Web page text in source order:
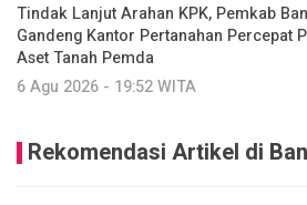
Tindak Lanjut Arahan KPK, Pemkab
Gandeng Kantor Pertanahan Percepat
Aset Tanah Pemda
6 Agu 2026 - 19:52 WITA
Rekomendasi Artikel di